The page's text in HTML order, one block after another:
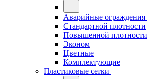
Аварийные ограждения
Стандартной плотности
Повышенной плотности
Эконом
Цветные
Комплектующие
Пластиковые сетки